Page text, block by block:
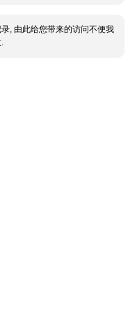
, 由此给您带来的访问不便我